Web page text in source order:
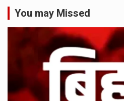
You may Missed